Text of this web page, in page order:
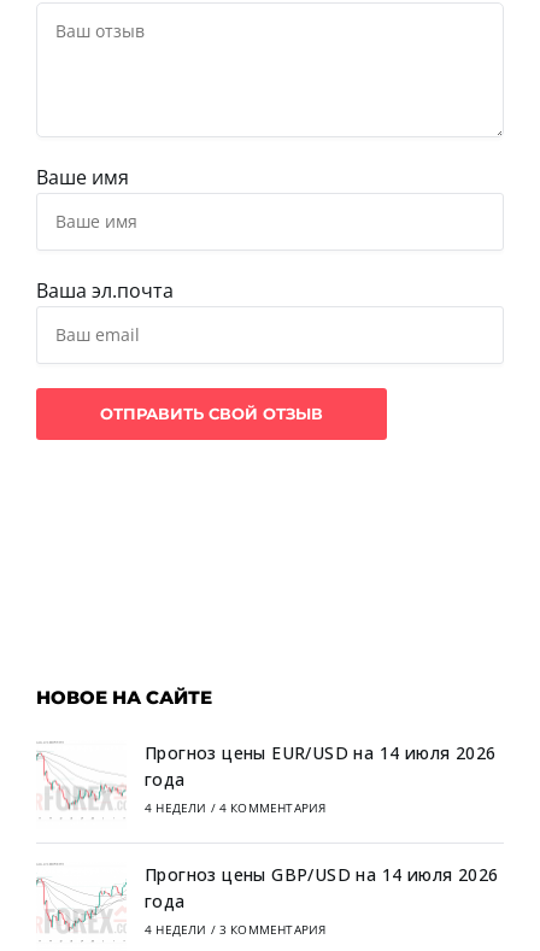
Ваше имя
Ваша эл.почта
НОВОЕ НА САЙТЕ
Прогноз цены EUR/USD на 14 июля 2026
года
4 НЕДЕЛИ / 4 КОММЕНТАРИЯ
Прогноз цены GBP/USD на 14 июля 2026
года
4 НЕДЕЛИ / 3 КОММЕНТАРИЯ